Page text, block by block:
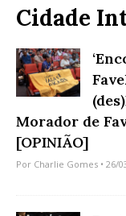
Cidade
Morador de
[OPINIÃO]
Por Charlie Gomes • 26/